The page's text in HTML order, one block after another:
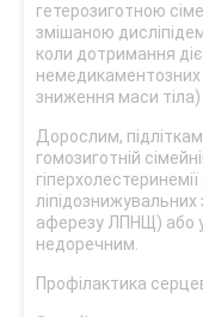
гетерозиготною
змішаною
коли дотримання
немедикаментозних
зниження маси тіла)
Дорослим, підліткам
гомозиготній
ліпідознижувальних
аферезу ЛПНЩ) або у
недоречним.
Профілактика